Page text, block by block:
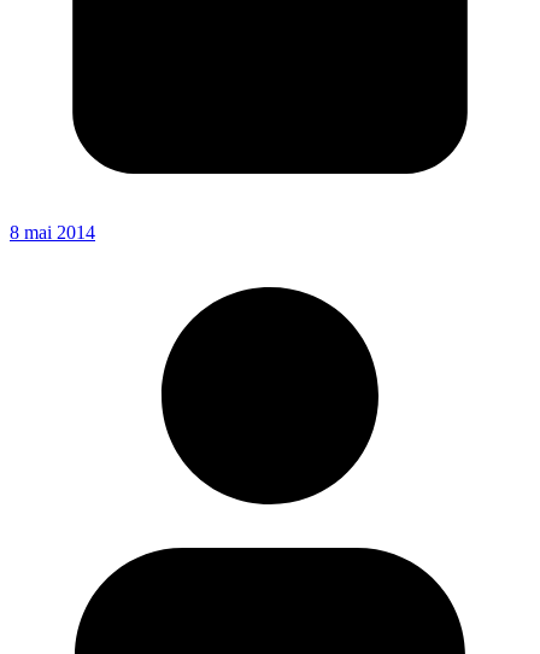
8 mai 2014